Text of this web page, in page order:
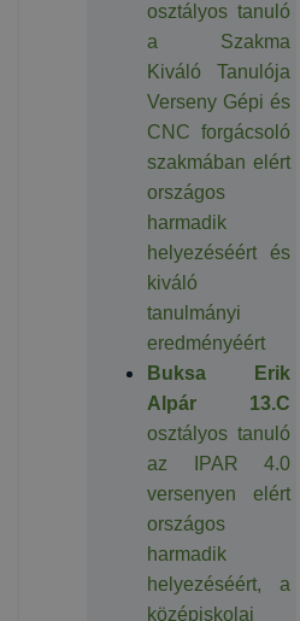
osztályos tanuló
a Szakma
Kiváló Tanulója
Verseny Gépi és
CNC forgácsoló
szakmában elért
országos
harmadik
helyezéséért és
kiváló
tanulmányi
eredményéért
Buksa Erik
Alpár 13.C
osztályos tanuló
az IPAR 4.0
versenyen elért
országos
harmadik
helyezéséért, a
középiskolai